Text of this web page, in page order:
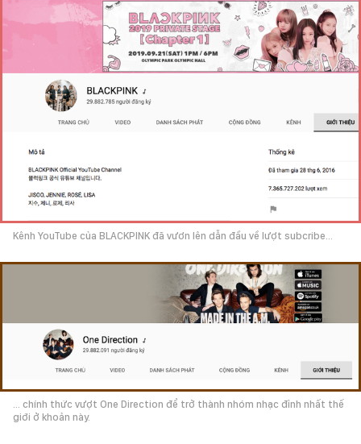
Kênh YouTube của BLACKPINK đã vươn lên dẫn đầu về lượt subcribe...
... chính thức vượt One Direction để trở thành nhóm nhạc đỉnh nhất thế
giới ở khoản này.